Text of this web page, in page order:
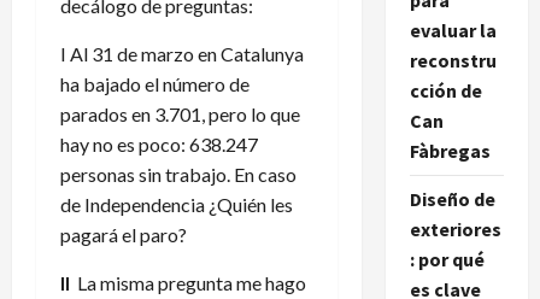
decálogo de preguntas:
I Al 31 de marzo en Catalunya
ha bajado el número de
parados en 3.701, pero lo que
hay no es poco: 638.247
personas sin trabajo. En caso
de Independencia ¿Quién les
pagará el paro?
II La misma pregunta me hago
evaluar la
reconstru
cción de
Can
Fàbregas
Diseño de
exteriores
: por qué
es clave